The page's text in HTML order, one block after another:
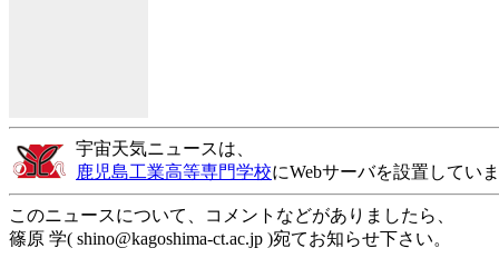
宇宙天気ニュースは、
鹿児島工業高等専門学校にWebサーバを設置してい
このニュースについて、コメントなどがありましたら、
篠原 学( shino@kagoshima-ct.ac.jp )宛てお知らせ下さい。